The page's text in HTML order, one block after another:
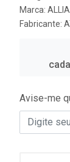
Marca:
Fabricante:
Avise-me